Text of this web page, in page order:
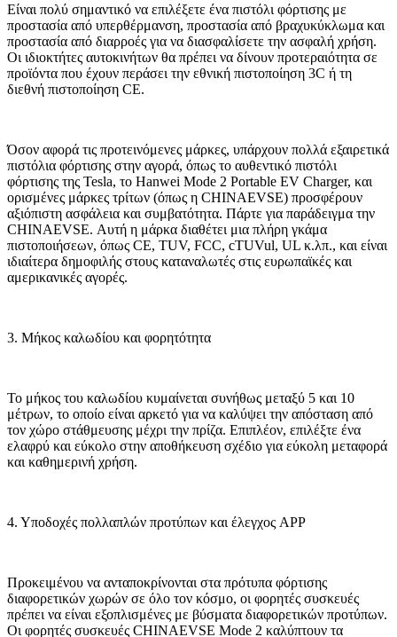
Είναι πολύ σημαντικό να επιλέξετε ένα πιστόλι φόρτισης με
προστασία από υπερθέρμανση, προστασία από βραχυκύκλωμα και
προστασία από διαρροές για να διασφαλίσετε την ασφαλή χρήση.
Οι ιδιοκτήτες αυτοκινήτων θα πρέπει να δίνουν προτεραιότητα σε
προϊόντα που έχουν περάσει την εθνική πιστοποίηση 3C ή τη
διεθνή πιστοποίηση CE.
Όσον αφορά τις προτεινόμενες μάρκες, υπάρχουν πολλά εξαιρετικά
πιστόλια φόρτισης στην αγορά, όπως το αυθεντικό πιστόλι
φόρτισης της Tesla, το Hanwei Mode 2 Portable EV Charger, και
ορισμένες μάρκες τρίτων (όπως η CHINAEVSE) προσφέρουν
αξιόπιστη ασφάλεια και συμβατότητα. Πάρτε για παράδειγμα την
CHINAEVSE. Αυτή η μάρκα διαθέτει μια πλήρη γκάμα
πιστοποιήσεων, όπως CE, TUV, FCC, cTUVul, UL κ.λπ., και είναι
ιδιαίτερα δημοφιλής στους καταναλωτές στις ευρωπαϊκές και
αμερικανικές αγορές.
3. Μήκος καλωδίου και φορητότητα
Το μήκος του καλωδίου κυμαίνεται συνήθως μεταξύ 5 και 10
μέτρων, το οποίο είναι αρκετό για να καλύψει την απόσταση από
τον χώρο στάθμευσης μέχρι την πρίζα. Επιπλέον, επιλέξτε ένα
ελαφρύ και εύκολο στην αποθήκευση σχέδιο για εύκολη μεταφορά
και καθημερινή χρήση.
4. Υποδοχές πολλαπλών προτύπων και έλεγχος APP
Προκειμένου να ανταποκρίνονται στα πρότυπα φόρτισης
διαφορετικών χωρών σε όλο τον κόσμο, οι φορητές συσκευές
πρέπει να είναι εξοπλισμένες με βύσματα διαφορετικών προτύπων.
Οι φορητές συσκευές CHINAEVSE Mode 2 καλύπτουν τα